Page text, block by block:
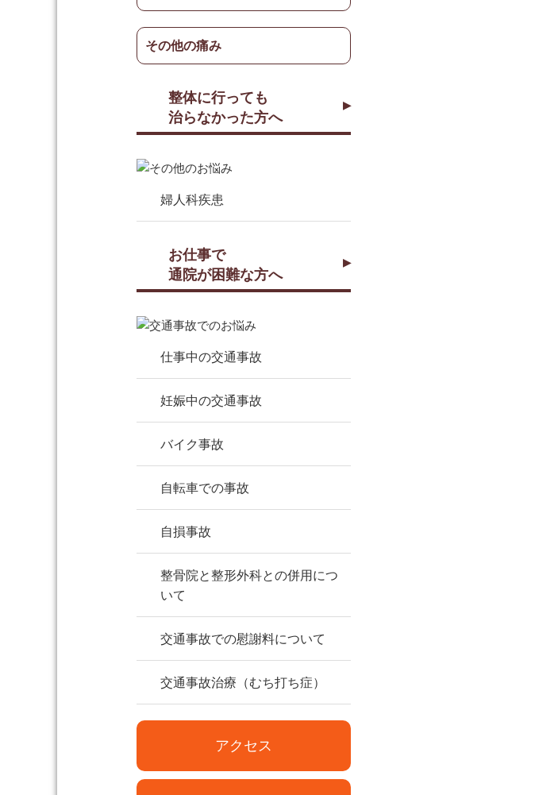
その他の痛み
整体に行っても
治らなかった方へ
婦人科疾患
お仕事で
通院が困難な方へ
仕事中の交通事故
妊娠中の交通事故
バイク事故
自転車での事故
自損事故
整骨院と整形外科との併用につ
いて
交通事故での慰謝料について
交通事故治療（むち打ち症）
アクセス